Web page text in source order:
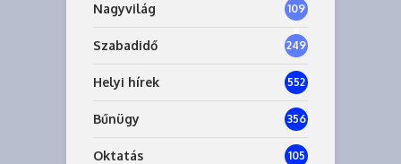
Nagyvilág
109
8
Szabadidő 249
Helyi hírek 552
Bűnügy 356
Oktatás 105